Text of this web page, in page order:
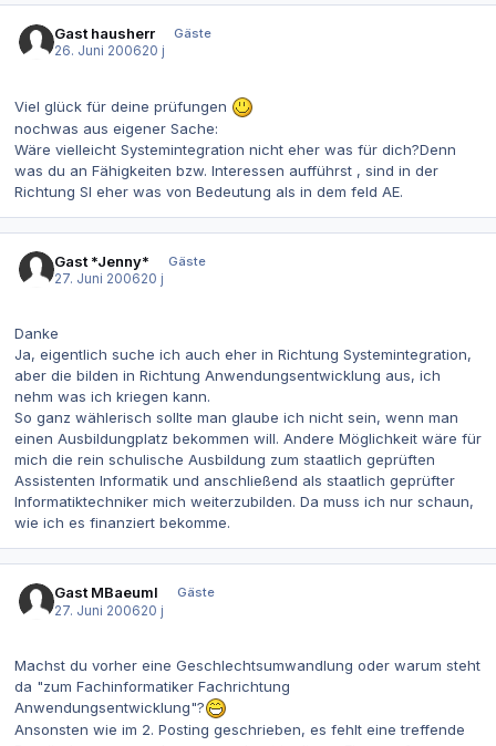
Gast hausherr
Gäste
26. Juni 200620 j
Viel glück für deine prüfungen
nochwas aus eigener Sache:
Wäre vielleicht Systemintegration nicht eher was für dich?Denn
was du an Fähigkeiten bzw. Interessen aufführst , sind in der
Richtung SI eher was von Bedeutung als in dem feld AE.
Gast *Jenny*
Gäste
27. Juni 200620 j
Danke
Ja, eigentlich suche ich auch eher in Richtung Systemintegration,
aber die bilden in Richtung Anwendungsentwicklung aus, ich
nehm was ich kriegen kann.
So ganz wählerisch sollte man glaube ich nicht sein, wenn man
einen Ausbildungplatz bekommen will. Andere Möglichkeit wäre für
mich die rein schulische Ausbildung zum staatlich geprüften
Assistenten Informatik und anschließend als staatlich geprüfter
Informatiktechniker mich weiterzubilden. Da muss ich nur schaun,
wie ich es finanziert bekomme.
Gast MBaeuml
Gäste
27. Juni 200620 j
Machst du vorher eine Geschlechtsumwandlung oder warum steht
da "zum Fachinformatiker Fachrichtung
Anwendungsentwicklung"?
Ansonsten wie im 2. Posting geschrieben, es fehlt eine treffende